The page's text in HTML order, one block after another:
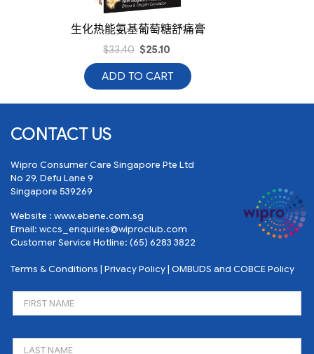
生化热能氨基葡萄糖舒痛膏
$33.40 $25.10
ADD TO CART
CONTACT US
Wipro Consumer Care Singapore Pte Ltd
No 29, Defu Lane 9
Singapore 539269
Website : www.ebene.com.sg
Email: wccs_enquiries@wiproclub.com
Customer Service Hotline: (65) 6283 3822
Terms & Conditions | Privacy Policy| OMBUDS and COBCE Policy